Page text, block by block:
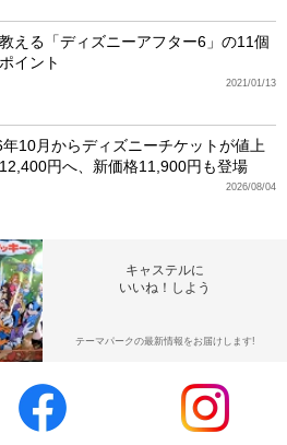
える「ディズニーアフター6」の11個
イント
2021/01/13
年10月からディズニーチケットが値上
円へ、新価格11,900円も登場
2026/08/04
キャステルに
いいね！しよう
テーマパークの最新情報をお届けします!